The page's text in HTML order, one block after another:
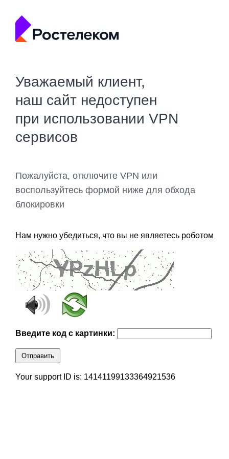
Уважаемый клиент,
наш сайт недоступен
при использовании VPN
сервисов
Пожалуйста, отключите VPN или
воспользуйтесь формой ниже для обхода
блокировки
Нам нужно убедиться, что вы не являетесь роботом
Введите код с картинки:
Отправить
Your support ID is: 14141199133364921536